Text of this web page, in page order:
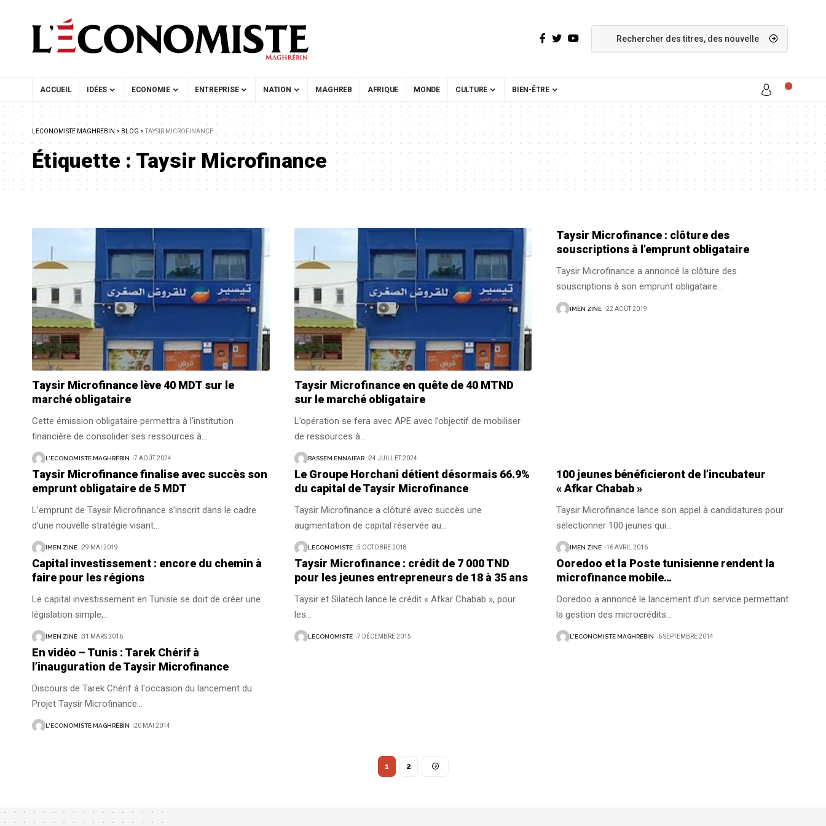
ACCUEIL IDÉES ECONOMIE ENTREPRISE NATION MAGHREB AFRIQUE MONDE CULTURE BIEN-ÊTRE
LECONOMISTE MAGHREBIN > BLOG >TAYSIR MICROFINANCE
Étiquette :Taysir Microfinance
Taysir Microfinance lève 40 MDT sur le
marché obligataire
Cette émission obligataire permettra à l’institution
financière de consolider ses ressources à…
L'ECONOMISTE MAGHRÉBIN 7 AOÛT 2024
Taysir Microfinance en quête de 40 MTND
sur le marché obligataire
L’opération se fera avec APE avec l’objectif de mobiliser
de ressources à…
BASSEM ENNAIFAR 24 JUILLET 2024
Taysir Microfinance : clôture des
souscriptions à l’emprunt obligataire
Taysir Microfinance a annoncé la clôture des
souscriptions à son emprunt obligataire…
IMEN ZINE 22 AOÛT 2019
Taysir Microfinance finalise avec succès son
emprunt obligataire de 5 MDT
L'emprunt de Taysir Microfinance s’inscrit dans le cadre
d’une nouvelle stratégie visant…
IMEN ZINE 29 MAI 2019
Le Groupe Horchani détient désormais 66.9%
du capital de Taysir Microfinance
Taysir Microfinance a clôturé avec succès une
augmentation de capital réservée au…
LECONOMISTE 5 OCTOBRE 2018
100 jeunes bénéficieront de l’incubateur
« Afkar Chabab »
Taysir Microfinance lance son appel à candidatures pour
sélectionner 100 jeunes qui…
IMEN ZINE 16 AVRIL 2016
Capital investissement : encore du chemin à
faire pour les régions
Le capital investissement en Tunisie se doit de créer une
législation simple,…
IMEN ZINE 31 MARS 2016
Taysir Microfinance : crédit de 7 000 TND
pour les jeunes entrepreneurs de 18 à 35 ans
Taysir et Silatech lance le crédit « Afkar Chabab », pour
les…
LECONOMISTE 7 DÉCEMBRE 2015
Ooredoo et la Poste tunisienne rendent la
microfinance mobile…
Ooredoo a annoncé le lancement d’un service permettant
la gestion des microcrédits…
L'ECONOMISTE MAGHRÉBIN 6 SEPTEMBRE 2014
En vidéo – Tunis : Tarek Chérif à
l’inauguration de Taysir Microfinance
Discours de Tarek Chérif à l'occasion du lancement du
Projet Taysir Microfinance…
L'ECONOMISTE MAGHRÉBIN 20 MAI 2014
1 2